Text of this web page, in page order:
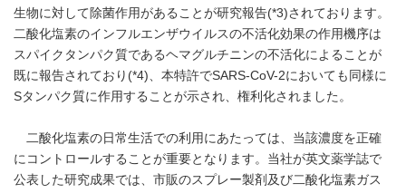
生物に対して除菌作用があることが研究報告(*3)されております。
二酸化塩素のインフルエンザウイルスの不活化効果の作用機序は
スパイクタンパク質であるヘマグルチニンの不活化によることが
既に報告されており(*4)、本特許でSARS-CoV-2においても同様に
Sタンパク質に作用することが示され、権利化されました。
二酸化塩素の日常生活での利用にあたっては、当該濃度を正確
にコントロールすることが重要となります。当社が英文薬学誌で
公表した研究成果では、市販のスプレー製剤及び二酸化塩素ガス